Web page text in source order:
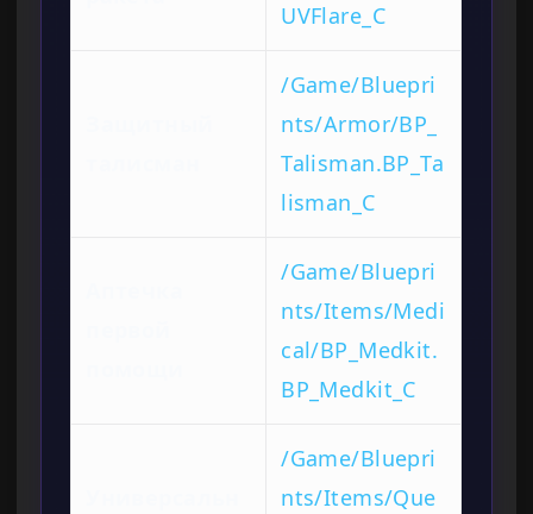
UVFlare_C
/Game/Bluepri
nts/Armor/BP_
Talisman.BP_Ta
lisman_C
/Game/Bluepri
nts/Items/Medi
cal/BP_Medkit.
BP_Medkit_C
/Game/Bluepri
nts/Items/Que